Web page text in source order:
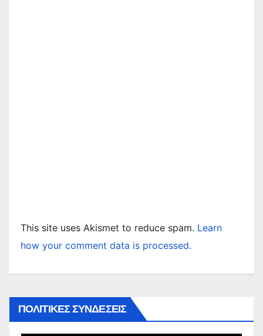
This site uses Akismet to reduce spam. Learn
how your comment data is processed.
ΠΟΛΙΤΙΚΕΣ ΣΥΝΔΕΣΕΙΣ